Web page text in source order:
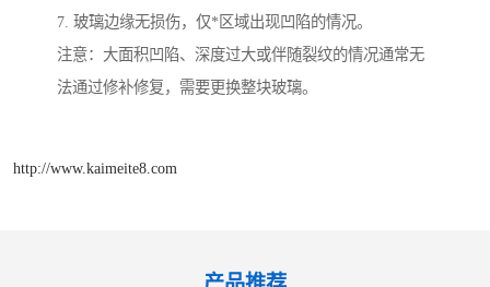
7. 玻璃边缘无损伤，仅*区域出现凹陷的情况。
注意：大面积凹陷、深度过大或伴随裂纹的情况通常无
法通过修补修复，需要更换整块玻璃。
http://www.kaimeite8.com